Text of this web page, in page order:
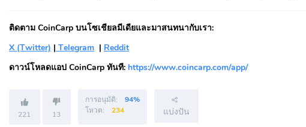
ติดตาม CoinCarp บนโซเชียลมีเดียและมาสนทนากับเรา:
X (Twitter) | Telegram | Reddit
ดาวน์โหลดแอป CoinCarp ทันที: https://www.coincarp.com/app/
221 13
การอนุมัติ:
94%
โหวต:
234 แบ่งปัน